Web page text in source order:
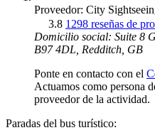
Proveedor: City
3.8 1298 reseñas de
Domicilio social: Suite 8
B97 4DL, Redditch, GB
Ponte en contacto con el
Actuamos como persona
proveedor de la actividad.
Paradas del bus turístico: